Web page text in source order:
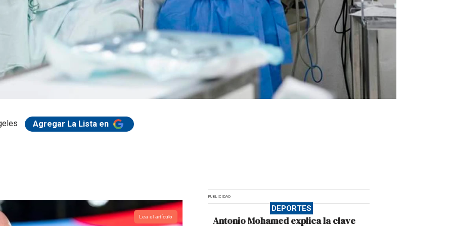
Agregar La Lista en
Lea el artículo
PUBLICIDAD
DEPORTES
Antonio Mohamed explica la clave